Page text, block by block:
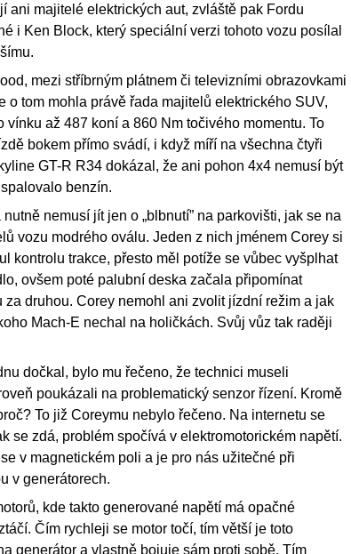
ani majitelé elektrických aut, zvláště pak Fordu
i Ken Block, který speciální verzi tohoto vozu posílal
mezi stříbrným plátnem či televizními obrazovkami
o tom mohla právě řada majitelů elektrického SUV,
vínku až 487 koní a 860 Nm točivého momentu. To
bokem přímo svádí, i když míří na všechna čtyři
GT-R R34 dokázal, že ani pohon 4x4 nemusí být
benzín.
nemusí jít jen o „blbnutí” na parkovišti, jak se na
vozu modrého oválu. Jeden z nich jménem Corey si
kontrolu trakce, přesto měl potíže se vůbec vyšplhat
ovšem poté palubní deska začala připomínat
druhou. Corey nemohl ani zvolit jízdní režim a jak
Mach-E nechal na holičkách. Svůj vůz tak raději
dočkal, bylo mu řečeno, že technici museli
poukázali na problematický senzor řízení. Kromě
To již Coreymu nebylo řečeno. Na internetu se
se zdá, problém spočívá v elektromotorickém napětí.
v magnetickém poli a je pro nás užitečné při
v generátorech.
kde takto generované napětí má opačné
Čím rychleji se motor točí, tím větší je toto
generátor a vlastně bojuje sám proti sobě. Tím